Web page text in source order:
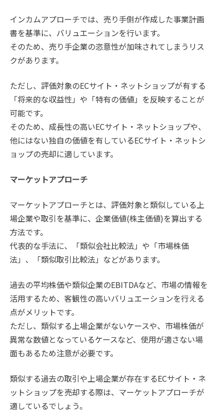
インカムアプローチでは、売り手側が作成した事業計画
書を基準に、バリュエーションを行います。
そのため、売り手企業の恣意性が加味されてしまうリス
クがあります。
ただし、評価対象のECサイト・ネットショップが有する
「将来的な収益性」や「特有の価値」を反映することが
可能です。
そのため、成長性の高いECサイト・ネットショップや、
他にはない独自の価値を有しているECサイト・ネットシ
ョップの売却に適しています。
マーケットアプローチ
マーケットアプローチとは、評価対象と類似している上
場企業や取引を基準に、企業価値(株主価値)を算出する
方法です。
代表的な手法に、「類似会社比較法」や「市場株価
法」、「類似取引比較法」などがあります。
過去の平均株価や類似企業のEBITDAなど、市場の情報を
活用するため、客観性の高いバリュエーションを行える
点がメリットです。
ただし、類似する上場企業がないケースや、市場株価が
異常な数値となっているケースなど、使用が適さない場
面もあるため注意が必要です。
類似する過去の取引や上場企業が存在するECサイト・ネ
ットショップを売却する際は、マーケットアプローチが
適しているでしょう。